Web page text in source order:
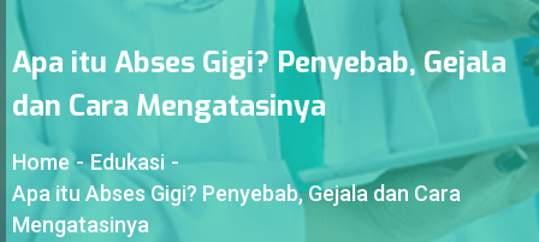
Apa itu Abses Gigi? Penyebab, Gejala
dan Cara Mengatasinya
Home - Edukasi -
Apa itu Abses Gigi? Penyebab, Gejala dan Cara
Mengatasinya